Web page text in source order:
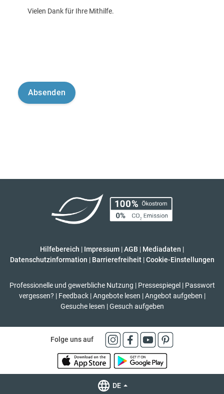
Vielen Dank für Ihre Mithilfe.
Hilfebereich | Impressum |AGB | Mediadaten |
Datenschutzinformation | Barrierefreiheit | Cookie-Einstellungen
Professionelle und gewerbliche Nutzung | Pressespiegel | Passwort
vergessen? | Feedback | Angebote lesen | Angebot aufgeben |
Gesuche lesen | Gesuch aufgeben
Folge uns auf
DE